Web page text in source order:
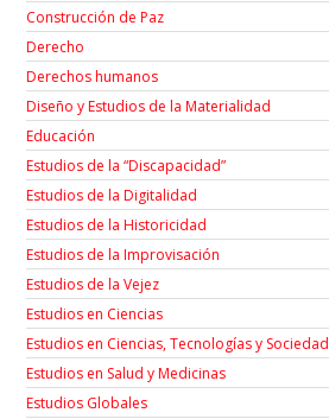
Construcción de Paz
Derecho
Derechos humanos
Diseño y Estudios de la Materialidad
Educación
Estudios de la “Discapacidad”
Estudios de la Digitalidad
Estudios de la Historicidad
Estudios de la Improvisación
Estudios de la Vejez
Estudios en Ciencias
Estudios en Ciencias, Tecnologías y Sociedad
Estudios en Salud y Medicinas
Estudios Globales